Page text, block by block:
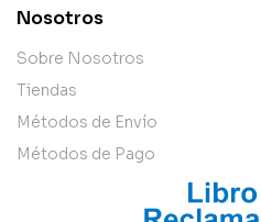
Nosotros
Sobre Nosotros
Tiendas
Métodos de Envío
Métodos de Pago